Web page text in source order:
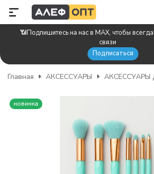
📶Подпишитесь на нас в MAX, чтобы всегда
связи
Подписаться
Главная АКСЕССУАРЫ
новинка